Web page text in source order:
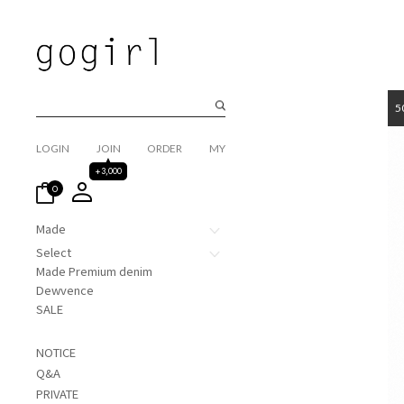
LOGIN
JOIN
+3,000
ORDER MY
0
Made
Select
Made Premium denim
Dewvence
SALE
NOTICE
Q&A
PRIVATE